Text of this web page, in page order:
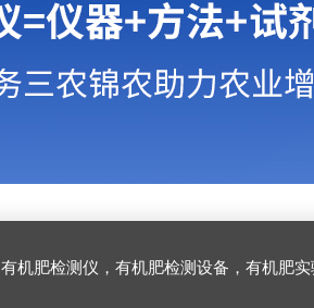
有机肥检测仪，有机肥检测设备，有机肥实验室设备，生物有